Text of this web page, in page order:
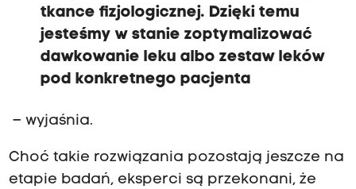
tkance fizjologicznej. Dzięki temu
jesteśmy w stanie zoptymalizować
dawkowanie leku albo zestaw leków
pod konkretnego pacjenta
– wyjaśnia.
Choć takie rozwiązania pozostają jeszcze na
etapie badań, eksperci są przekonani, że